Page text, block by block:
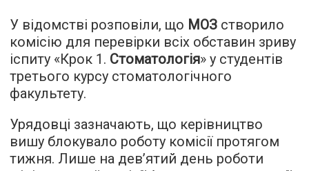
У відомстві розповіли, що МОЗ створило
комісію для перевірки всіх обставин зриву
іспиту «Крок 1. Стоматологія» у студентів
третього курсу стоматологічного
факультету.
Урядовці зазначають, що керівництво
вишу блокувало роботу комісії протягом
тижня. Лише на дев’ятий день роботи